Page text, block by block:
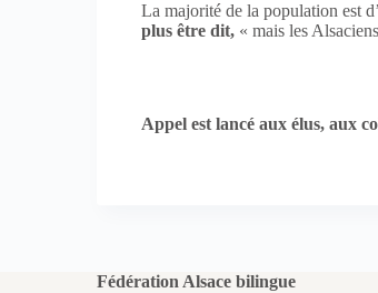
La majorité de la population est
plus être dit, « mais les
Appel est lancé aux élus, aux
Fédération Alsace bilingue